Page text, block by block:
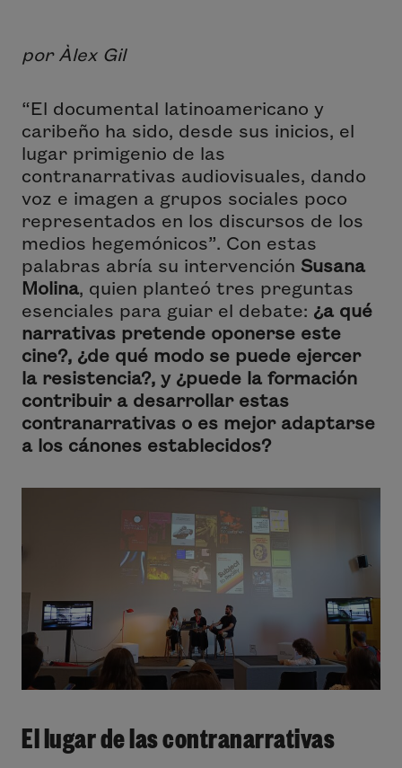
por Àlex Gil
“El documental latinoamericano y
caribeño ha sido, desde sus inicios, el
lugar primigenio de las
contranarrativas audiovisuales, dando
voz e imagen a grupos sociales poco
representados en los discursos de los
medios hegemónicos”. Con estas
palabras abría su intervenciónSusana
Molina, quien planteó tres preguntas
esenciales para guiar el debate: ¿a qué
narrativas pretende oponerse este
cine?, ¿de qué modo se puede ejercer
la resistencia?, y ¿puede la formación
contribuir a desarrollar estas
contranarrativas o es mejor adaptarse
a los cánones establecidos?
El lugar de las contranarrativas